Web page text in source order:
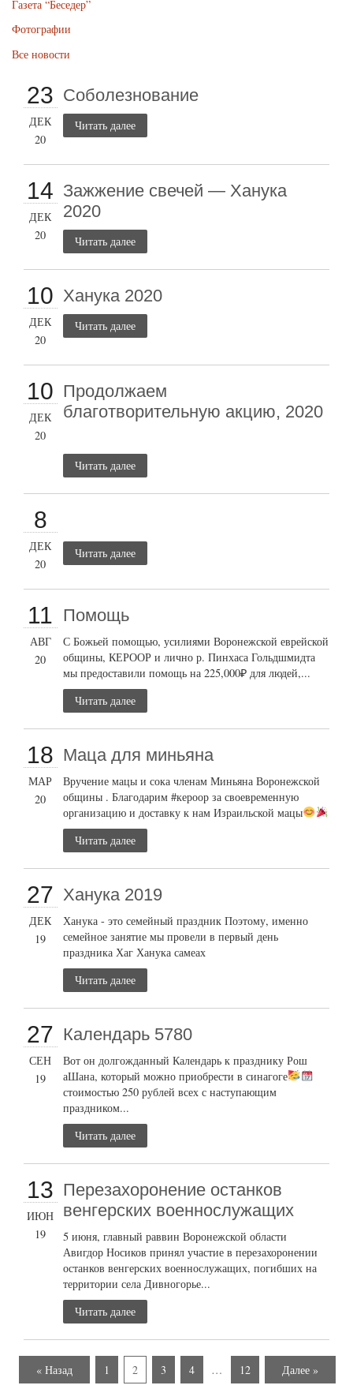
Газета “Беседер”
Фотографии
Все новости
23
ДЕК
20
Соболезнование
Читать далее
14
ДЕК
20
Зажжение свечей — Ханука
2020
Читать далее
10
ДЕК
20
Ханука 2020
Читать далее
10
ДЕК
20
Продолжаем
благотворительную акцию, 2020
Читать далее
8
ДЕК
20
Читать далее
11
АВГ
20
Помощь
С Божьей помощью, усилиями Воронежской еврейской
общины, КЕРООР и лично р. Пинхаса Гольдшмидта
мы предоставили помощь на 225,000₽ для людей,...
Читать далее
18
МАР
20
Маца для миньяна
Вручение мацы и сока членам Миньяна Воронежской
общины . Благодарим #кероор за своевременную
организацию и доставку к нам Израильской мацы
Читать далее
27
ДЕК
19
Ханука 2019
Ханука - это семейный праздник Поэтому, именно
семейное занятие мы провели в первый день
праздника Хаг Ханука самеах
Читать далее
27
СЕН
19
Календарь 5780
Вот он долгожданный Календарь к празднику Рош
аШана, который можно приобрести в синагоге
стоимостью 250 рублей всех с наступающим
праздником...
Читать далее
13
ИЮН
19
Перезахоронение останков
венгерских военнослужащих
5 июня, главный раввин Воронежской области
Авигдор Носиков принял участие в перезахоронении
останков венгерских военнослужащих, погибших на
территории села Дивногорье...
Читать далее
« Назад 1 2 3 4 … 12 Далее »